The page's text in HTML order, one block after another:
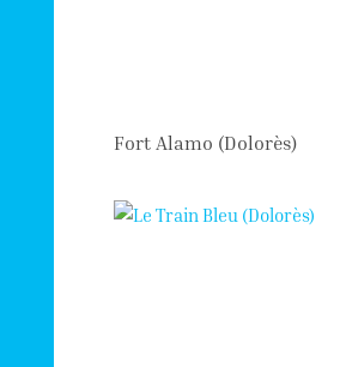
Fort Alamo (Dolorès)